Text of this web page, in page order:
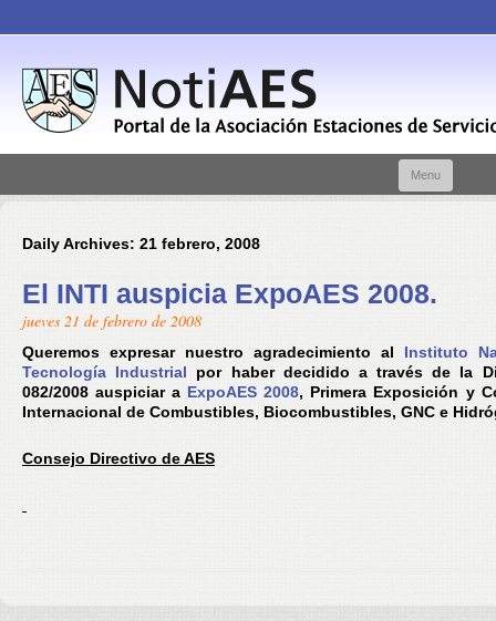
Menu
Daily Archives: 21 febrero, 2008
El INTI auspicia ExpoAES 2008.
jueves 21 de febrero de 2008
Queremos expresar nuestro agradecimiento al Instituto
Tecnología Industrial por haber decidido a través de la
082/2008 auspiciar a ExpoAES 2008, Primera Exposición y
Internacional de Combustibles, Biocombustibles, GNC e
Consejo Directivo de AES